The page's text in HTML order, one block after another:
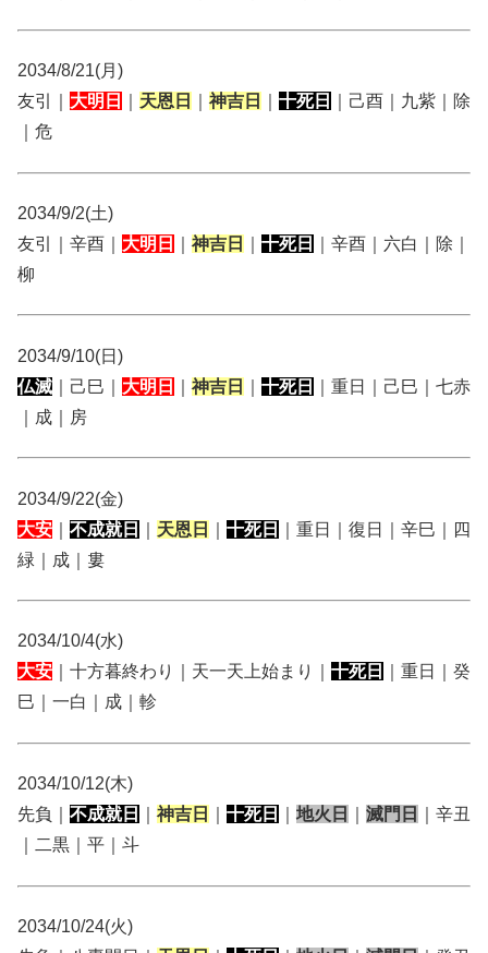
2034/8/21(月)
友引｜ 大明日 天恩日 神吉日 十死日
｜己酉｜九紫｜除
｜危
2034/9/2(土)
友引｜辛酉｜ 大明日 神吉日 十死日
｜辛酉｜六白｜除｜
柳
2034/9/10(日)
仏滅 ｜己巳｜ 大明日 神吉日 十死日
｜重日｜己巳｜七赤
｜成｜房
2034/9/22(金)
大安
不成就日 天恩日 十死日
｜重日｜復日｜辛巳｜四
緑｜成｜婁
2034/10/4(水)
大安 ｜十方暮終わり｜天一天上始まり｜ 十死日
｜重日｜癸
巳｜一白｜成｜軫
2034/10/12(木)
先負｜ 不成就日 神吉日 十死日 地火日 滅門日
｜辛丑
｜二黒｜平｜斗
2034/10/24(火)